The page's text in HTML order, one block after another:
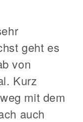
geht es
von
Kurz
mit dem
auch